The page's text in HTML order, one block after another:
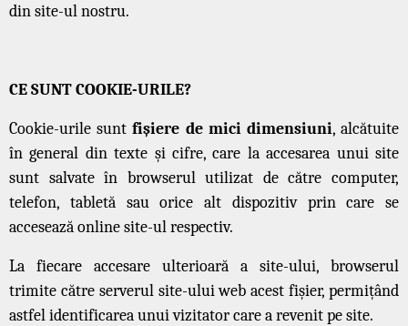
din site-ul nostru.
CE SUNT COOKIE-URILE?
Cookie-urile suntfișiere de mici dimensiuni, alcătuite
în general din texte și cifre, care la accesarea unui site
sunt salvate în browserul utilizat de către computer,
telefon, tabletă sau orice alt dispozitiv prin care se
accesează online site-ul respectiv.
La fiecare accesare ulterioară a site-ului, browserul
trimite către serverul site-ului web acest fișier, permițând
astfel identificarea unui vizitator care a revenit pe site.